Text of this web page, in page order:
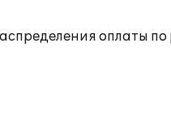
оплаты